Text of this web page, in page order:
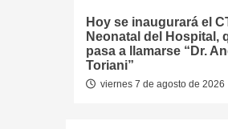
Hoy se inaugurará el
Neonatal del Hospital,
pasa a llamarse “Dr.
Toriani”
viernes 7 de agosto de 2026